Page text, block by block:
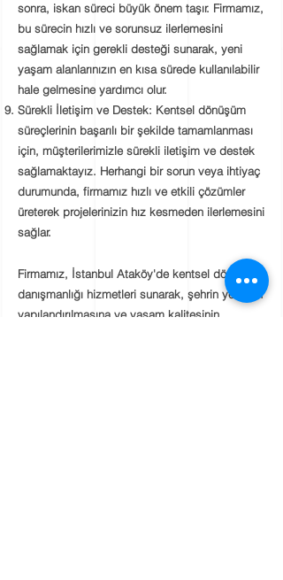
sonra, iskan süreci büyük önem taşır. Firmamız,
bu sürecin hızlı ve sorunsuz ilerlemesini
sağlamak için gerekli desteği sunarak, yeni
yaşam alanlarınızın en kısa sürede kullanılabilir
hale gelmesine yardımcı olur.
Sürekli İletişim ve Destek: Kentsel dönüşüm
süreçlerinin başarılı bir şekilde tamamlanması
için, müşterilerimizle sürekli iletişim ve destek
sağlamaktayız. Herhangi bir sorun veya ihtiyaç
durumunda, firmamız hızlı ve etkili çözümler
üreterek projelerinizin hız kesmeden ilerlemesini
sağlar.
Firmamız, İstanbul Ataköy'de kentsel dönüşüm
danışmanlığı hizmetleri sunarak, şehrin yeniden
yapılandırılmasına ve yaşam kalitesinin